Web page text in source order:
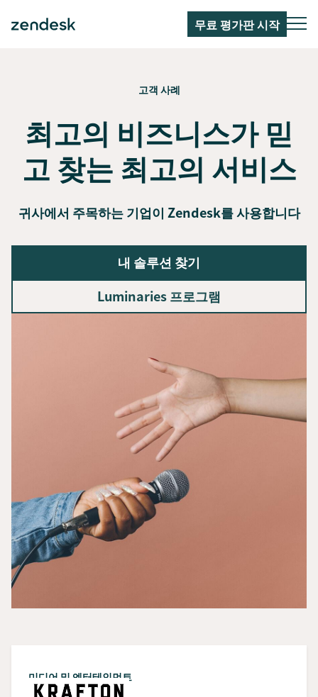
무료 평가판 시작
고객 사례
최고의 비즈니스가 믿
고 찾는 최고의 서비스
귀사에서 주목하는 기업이 Zendesk를 사용합니다
내 솔루션 찾기
Luminaries 프로그램
미디어 및 엔터테인먼트